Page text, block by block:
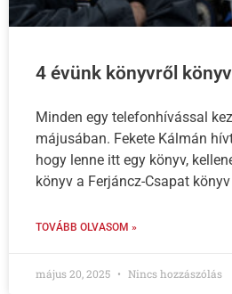
4 évünk könyvről
Minden egy telefonhívással
májusában. Fekete Kálmán
hogy lenne itt egy könyv,
könyv a Ferjáncz-Csapat
TOVÁBB OLVASOM »
május 20, 2025 Nincs hozzászólás